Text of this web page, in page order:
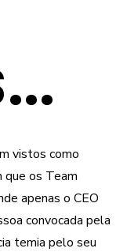
vistos como
que os Team
apenas o CEO
convocada pela
temia pelo seu